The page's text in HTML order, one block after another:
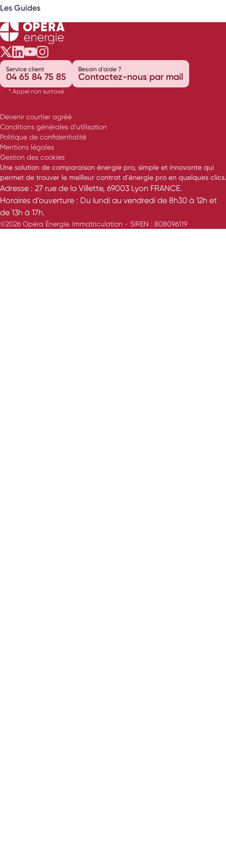
Les Guides
Opéra Énergie sur Twitter
Opéra Énergie sur LinkedIn
Opéra Énergie sur Youtube
Opéra Énergie sur Instagram
Service client
04 65 84 75 85
* Appel non surtaxé
Besoin d'aide ?
Contactez-nous par mail
Devenir courtier agréé
Conditions générales d’utilisation
Politique de confidentialité
Mentions légales
Gestion des cookies
Une solution de comparaison énergie pro, simple et innovante qui
permet de trouver le meilleur contrat d'énergie pro en quelques clics.
Adresse : 27 rue de la Villette, 69003 Lyon FRANCE.
Horaires d’ouverture : Du lundi au vendredi de 8h30 à 12h et
de 13h à 17h.
©2026 Opéra Énergie. Immatriculation - SIREN : 808096119